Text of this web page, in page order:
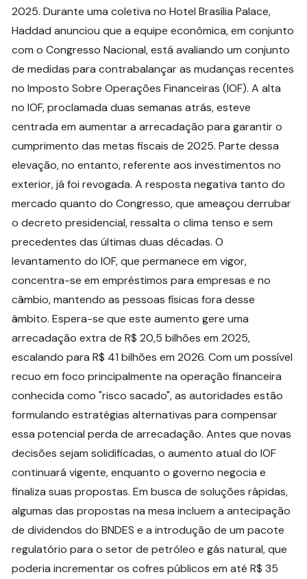
2025. Durante uma coletiva no Hotel Brasília Palace,
Haddad anunciou que a equipe econômica, em conjunto
com o Congresso Nacional, está avaliando um conjunto
de medidas para contrabalançar as mudanças recentes
no Imposto Sobre Operações Financeiras (IOF). A alta
no IOF, proclamada duas semanas atrás, esteve
centrada em aumentar a arrecadação para garantir o
cumprimento das metas fiscais de 2025. Parte dessa
elevação, no entanto, referente aos investimentos no
exterior, já foi revogada. A resposta negativa tanto do
mercado quanto do Congresso, que ameaçou derrubar
o decreto presidencial, ressalta o clima tenso e sem
precedentes das últimas duas décadas. O
levantamento do IOF, que permanece em vigor,
concentra-se em empréstimos para empresas e no
câmbio, mantendo as pessoas físicas fora desse
âmbito. Espera-se que este aumento gere uma
arrecadação extra de R$ 20,5 bilhões em 2025,
escalando para R$ 41 bilhões em 2026. Com um possível
recuo em foco principalmente na operação financeira
conhecida como "risco sacado", as autoridades estão
formulando estratégias alternativas para compensar
essa potencial perda de arrecadação. Antes que novas
decisões sejam solidificadas, o aumento atual do IOF
continuará vigente, enquanto o governo negocia e
finaliza suas propostas. Em busca de soluções rápidas,
algumas das propostas na mesa incluem a antecipação
de dividendos do BNDES e a introdução de um pacote
regulatório para o setor de petróleo e gás natural, que
poderia incrementar os cofres públicos em até R$ 35